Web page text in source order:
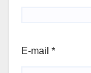
E-mail *